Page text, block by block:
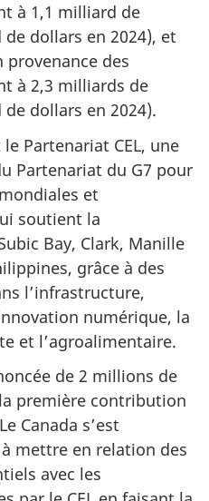
à 1,1 milliard de
dollars en 2024), et
des
à 2,3 milliards de
dollars en 2024).
Partenariat CEL, une
Partenariat du G7 pour
et
soutient la
Bay, Clark, Manille
grâce à des
l’infrastructure,
numérique, la
et l’agroalimentaire.
de 2 millions de
première contribution
Canada s’est
mettre en relation des
avec les